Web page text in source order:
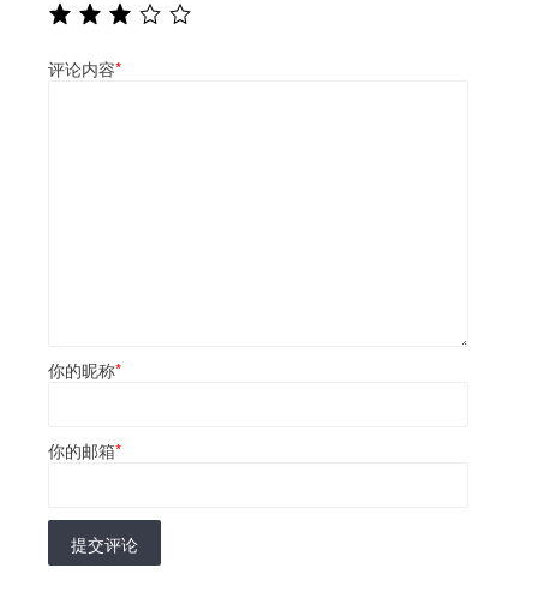
评论内容*
你的昵称*
你的邮箱*
提交评论